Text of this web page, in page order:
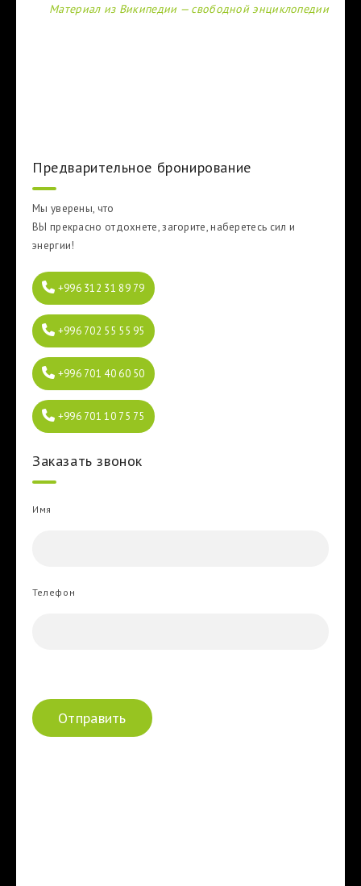
Материал из Википедии — свободной энциклопедии
Предварительное бронирование
Мы уверены, что
ВЫ прекрасно отдохнете,загорите, наберетесь сил и
энергии!
+996 312 31 89 79
+996 702 55 55 95
+996 701 40 60 50
+996 701 10 75 75
Заказать звонок
Имя
Телефон